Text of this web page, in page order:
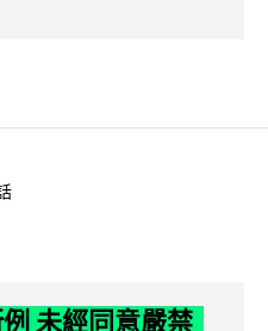
未經同意嚴禁